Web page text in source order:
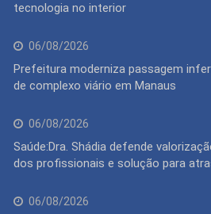
tecnologia no interior
06/08/2026
Prefeitura moderniza passagem
de complexo viário em Manaus
06/08/2026
Saúde:Dra. Shádia defende
dos profissionais e solução para
06/08/2026